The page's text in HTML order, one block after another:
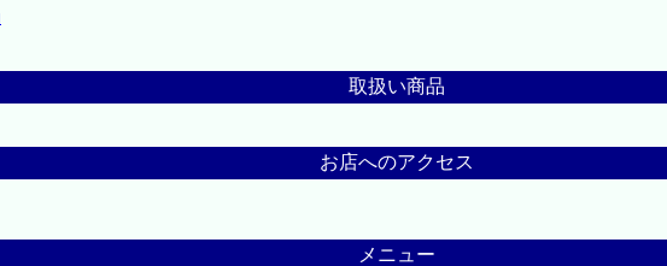
取扱い商品
お店へのアクセス
メニュー